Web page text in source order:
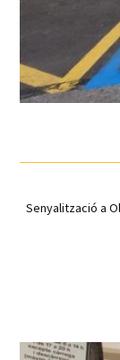
Senyalització a